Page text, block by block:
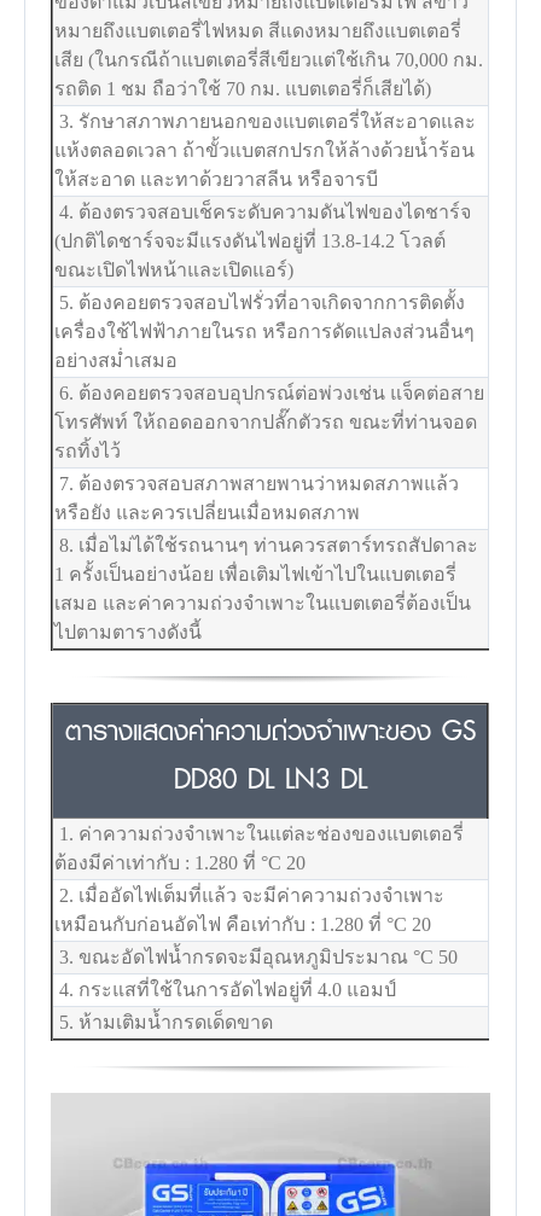
หมายถึงแบตเตอรี่ไฟหมด สีแดงหมายถึงแบตเตอรี่
เสีย (ในกรณีถ้าแบตเตอรี่สีเขียวแต่ใช้เกิน 70,000 กม.
รถติด 1 ชม ถือว่าใช้ 70 กม. แบตเตอรี่ก็เสียได้)
3. รักษาสภาพภายนอกของแบตเตอรี่ให้สะอาดและ
แห้งตลอดเวลา ถ้าขั้วแบตสกปรกให้ล้างด้วยน้ำร้อน
ให้สะอาด และทาด้วยวาสลีน หรือจารบี
4. ต้องตรวจสอบเช็คระดับความดันไฟของไดชาร์จ
(ปกติไดชาร์จจะมีแรงดันไฟอยู่ที่ 13.8-14.2 โวลต์
ขณะเปิดไฟหน้าและเปิดแอร์)
5. ต้องคอยตรวจสอบไฟรั่วที่อาจเกิดจากการติดตั้ง
เครื่องใช้ไฟฟ้าภายในรถ หรือการดัดแปลงส่วนอื่นๆ
อย่างสม่ำเสมอ
6. ต้องคอยตรวจสอบอุปกรณ์ต่อพ่วงเช่น แจ็คต่อสาย
โทรศัพท์ ให้ถอดออกจากปลั๊กตัวรถ ขณะที่ท่านจอด
รถทิ้งไว้
7. ต้องตรวจสอบสภาพสายพานว่าหมดสภาพแล้ว
หรือยัง และควรเปลี่ยนเมื่อหมดสภาพ
8. เมื่อไม่ได้ใช้รถนานๆ ท่านควรสตาร์ทรถสัปดาละ
1 ครั้งเป็นอย่างน้อย เพื่อเติมไฟเข้าไปในแบตเตอรี่
เสมอ และค่าความถ่วงจำเพาะในแบตเตอรี่ต้องเป็น
ไปตามตารางดังนี้
ตารางแสดงค่าความถ่วงจำเพาะของ GS
DD80 DL LN3 DL
1. ค่าความถ่วงจำเพาะในแต่ละช่องของแบตเตอรี่
ต้องมีค่าเท่ากับ : 1.280 ที่ °C 20
2. เมื่ออัดไฟเต็มที่แล้ว จะมีค่าความถ่วงจำเพาะ
เหมือนกับก่อนอัดไฟ คือเท่ากับ : 1.280 ที่ °C 20
3. ขณะอัดไฟน้ำกรดจะมีอุณหภูมิประมาณ °C 50
4. กระแสที่ใช้ในการอัดไฟอยู่ที่ 4.0 แอมป์
5. ห้ามเติมน้ำกรดเด็ดขาด